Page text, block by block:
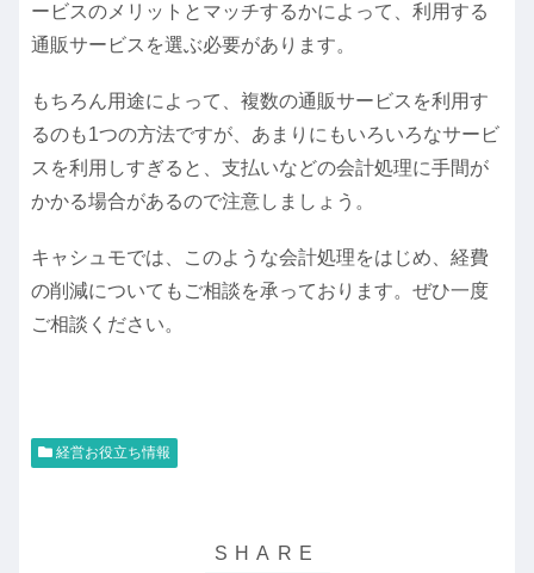
ービスのメリットとマッチするかによって、利用する
通販サービスを選ぶ必要があります。
もちろん用途によって、複数の通販サービスを利用す
るのも1つの方法ですが、あまりにもいろいろなサービ
スを利用しすぎると、支払いなどの会計処理に手間が
かかる場合があるので注意しましょう。
キャシュモでは、このような会計処理をはじめ、経費
の削減についてもご相談を承っております。ぜひ一度
ご相談ください。
経営お役立ち情報